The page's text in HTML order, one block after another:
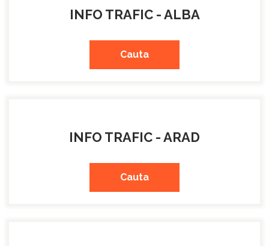
INFO TRAFIC - ALBA
Cauta
INFO TRAFIC - ARAD
Cauta